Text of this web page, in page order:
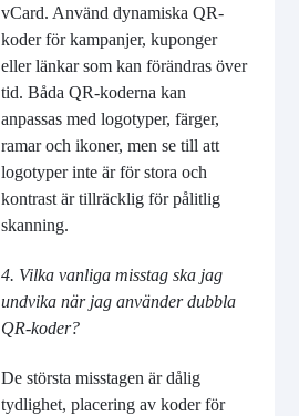
vCard. Använd dynamiska QR-
koder för kampanjer, kuponger
eller länkar som kan förändras över
tid. Båda QR-koderna kan
anpassas med logotyper, färger,
ramar och ikoner, men se till att
logotyper inte är för stora och
kontrast är tillräcklig för pålitlig
skanning.
4. Vilka vanliga misstag ska jag
undvika när jag använder dubbla
QR-koder?
De största misstagen är dålig
tydlighet, placering av koder för